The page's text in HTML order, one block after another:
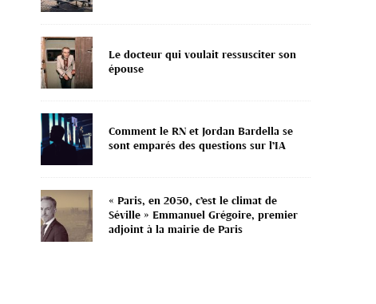
Le docteur qui voulait ressusciter son
épouse
Comment le RN et Jordan Bardella se
sont emparés des questions sur l’IA
« Paris, en 2050, c’est le climat de
Séville » Emmanuel Grégoire, premier
adjoint à la mairie de Paris